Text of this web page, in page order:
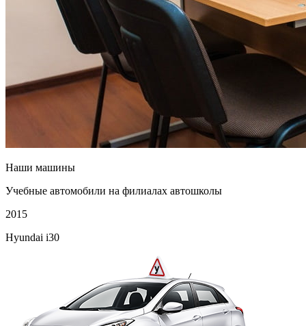
Наши машины
Учебные автомобили на филиалах автошколы
2015
Hyundai i30